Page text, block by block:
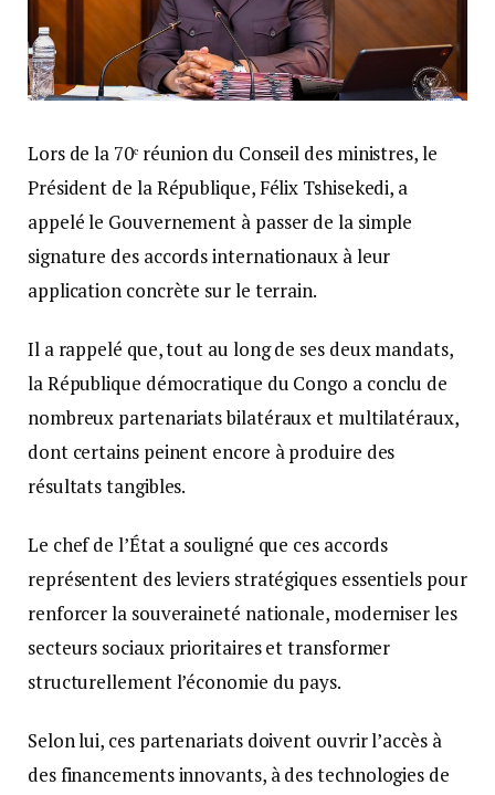
Lors de la 70ᵉ réunion du Conseil des ministres, le
Président de la République, Félix Tshisekedi, a
appelé le Gouvernement à passer de la simple
signature des accords internationaux à leur
application concrète sur le terrain.
Il a rappelé que, tout au long de ses deux mandats,
la République démocratique du Congo a conclu de
nombreux partenariats bilatéraux et multilatéraux,
dont certains peinent encore à produire des
résultats tangibles.
Le chef de l’État a souligné que ces accords
représentent des leviers stratégiques essentiels pour
renforcer la souveraineté nationale, moderniser les
secteurs sociaux prioritaires et transformer
structurellement l’économie du pays.
Selon lui, ces partenariats doivent ouvrir l’accès à
des financements innovants, à des technologies de